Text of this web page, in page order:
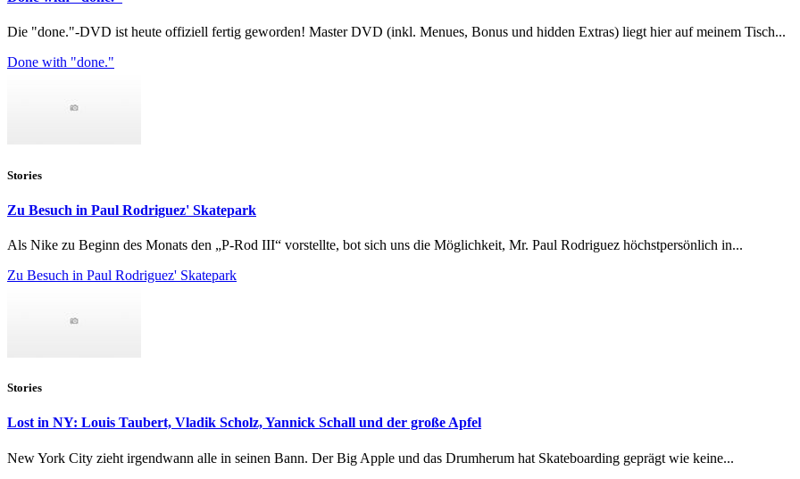
Die "done."-DVD ist heute offiziell fertig geworden! Master DVD (inkl. Menues, Bonus und hidden Extras) liegt hier auf meinem Tisch...
Done with "done."
Stories
Zu Besuch in Paul Rodriguez' Skatepark
Als Nike zu Beginn des Monats den „P-Rod III“ vorstellte, bot sich uns die Möglichkeit, Mr. Paul Rodriguez höchstpersönlich in...
Zu Besuch in Paul Rodriguez' Skatepark
Stories
Lost in NY: Louis Taubert, Vladik Scholz, Yannick Schall und der große Apfel
New York City zieht irgendwann alle in seinen Bann. Der Big Apple und das Drumherum hat Skateboarding geprägt wie keine...